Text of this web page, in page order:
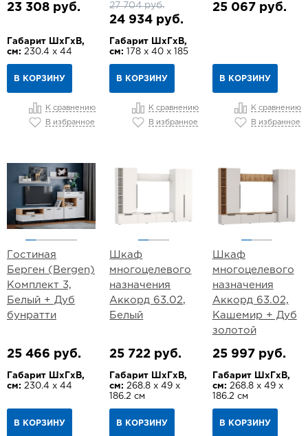
23 308 руб.
Габарит ШхГхВ,
см: 230.4 х 44
В КОРЗИНУ
К сравнению
В избранное
27 704 руб.
24 934 руб.
Габарит ШхГхВ,
см:
178 х 40 х 185
В КОРЗИНУ
К сравнению
В избранное
25 067 руб.
В КОРЗИНУ
К сравнению
В избранное
Гостиная
Берген (Bergen)
Комплект 3,
Белый + Дуб
бунратти
25 466 руб.
Габарит ШхГхВ,
см: 230.4 х 44
В КОРЗИНУ
Шкаф
многоцелевого
назначения
Аккорд 63.02,
Белый
25 722 руб.
Габарит ШхГхВ,
см: 268.8 х 49 х
186.2 см
В КОРЗИНУ
Шкаф
многоцелевого
назначения
Аккорд 63.02,
Кашемир + Дуб
золотой
25 997 руб.
Габарит ШхГхВ,
см: 268.8 х 49 х
186.2 см
В КОРЗИНУ